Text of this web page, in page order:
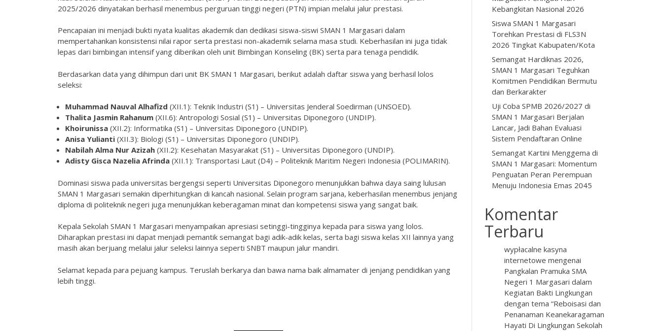
2025/2026 dinyatakan berhasil menembus perguruan tinggi negeri (PTN) impian melalui jalur prestasi.
Pencapaian ini menjadi bukti nyata kualitas akademik dan dedikasi siswa-siswi SMAN 1 Margasari dalam
mempertahankan konsistensi nilai rapor serta prestasi non-akademik selama masa studi. Keberhasilan ini juga tidak
lepas dari bimbingan intensif yang diberikan oleh unit Bimbingan Konseling (BK) serta para tenaga pendidik.
Berdasarkan data yang dihimpun dari unit BK SMAN 1 Margasari, berikut adalah daftar siswa yang berhasil lolos
seleksi:
Muhammad Nauval Alhafizd (XII.1): Teknik Industri (S1) – Universitas Jenderal Soedirman (UNSOED).
Thalita Jasmin Rahanum (XII.6): Antropologi Sosial (S1) – Universitas Diponegoro (UNDIP).
Khoirunissa (XII.2): Informatika (S1) – Universitas Diponegoro (UNDIP).
Anisa Yulianti (XII.3): Biologi (S1) – Universitas Diponegoro (UNDIP).
Nabilah Alma Nur Azizah (XII.2): Kesehatan Masyarakat (S1) – Universitas Diponegoro (UNDIP).
Adisty Gisca Nazelia Afrinda (XII.1): Transportasi Laut (D4) – Politeknik Maritim Negeri Indonesia (POLIMARIN).
Dominasi siswa pada universitas bergengsi seperti Universitas Diponegoro menunjukkan bahwa daya saing lulusan
SMAN 1 Margasari semakin diperhitungkan di kancah nasional. Selain program sarjana, keberhasilan menembus jenjang
diploma di politeknik negeri juga menunjukkan keberagaman minat dan kompetensi siswa yang sangat baik.
Kepala Sekolah SMAN 1 Margasari menyampaikan apresiasi setinggi-tingginya kepada para siswa yang lolos.
Diharapkan prestasi ini dapat menjadi pemantik semangat bagi adik-adik kelas, serta bagi siswa kelas XII lainnya yang
masih akan berjuang melalui jalur seleksi lainnya seperti SNBT maupun jalur mandiri.
Selamat kepada para pejuang kampus. Teruslah berkarya dan bawa nama baik almamater di jenjang pendidikan yang
lebih tinggi.
Kebangkitan Nasional 2026
Siswa SMAN 1 Margasari
Torehkan Prestasi di FLS3N
2026 Tingkat Kabupaten/Kota
Semangat Hardiknas 2026,
SMAN 1 Margasari Teguhkan
Komitmen Pendidikan Bermutu
dan Berkarakter
Uji Coba SPMB 2026/2027 di
SMAN 1 Margasari Berjalan
Lancar, Jadi Bahan Evaluasi
Sistem Pendaftaran Online
Semangat Kartini Menggema di
SMAN 1 Margasari: Momentum
Penguatan Peran Perempuan
Menuju Indonesia Emas 2045
Komentar
Terbaru
wypłacalne kasyna
internetowe mengenai
Pangkalan Pramuka SMA
Negeri 1 Margasari dalam
Kegiatan Bakti Lingkungan
dengan tema “Reboisasi dan
Penanaman Keanekaragaman
Hayati Di Lingkungan Sekolah